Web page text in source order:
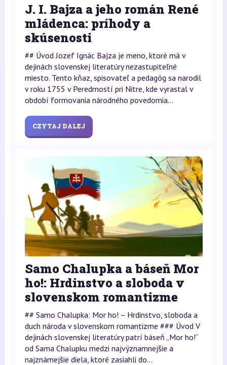
J. I. Bajza a jeho román René
mládenca: príhody a
skúsenosti
## Úvod Jozef Ignác Bajza je meno, ktoré má v
dejinách slovenskej literatúry nezastupiteľné
miesto. Tento kňaz, spisovateľ a pedagóg sa narodil
v roku 1755 v Peredmostí pri Nitre, kde vyrastal v
období formovania národného povedomia...
CZYTAJ DALEJ
Samo Chalupka a báseň Mor
ho!: Hrdinstvo a sloboda v
slovenskom romantizme
## Samo Chalupka: Mor ho! – Hrdinstvo, sloboda a
duch národa v slovenskom romantizme ### Úvod V
dejinách slovenskej literatúry patrí báseň „Mor ho!“
od Sama Chalupku medzi najvýznamnejšie a
najznámejšie diela, ktoré zasiahli do...